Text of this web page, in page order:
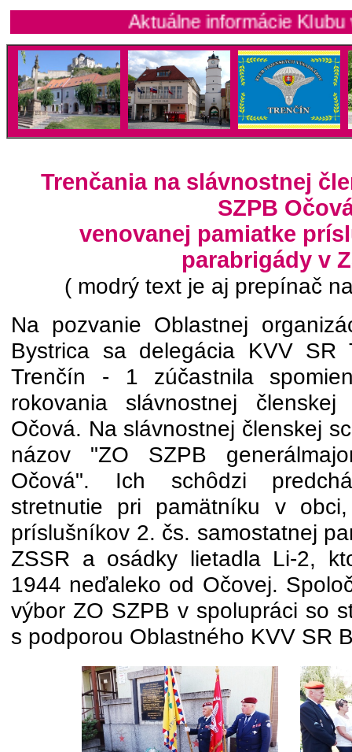
Aktuálne informácie Klubu
Trenčania na slávnostnej
SZPB
venovanej pamiatke
parabrigády v
( modrý text je aj prepínač
Na pozvanie Oblastnej
Bystrica sa delegácia KVV SR
Trenčín - 1 zúčastnila
rokovania slávnostnej
Očová. Na slávnostnej členskej
názov "ZO SZPB
Očová". Ich schôdzi
stretnutie pri pamätníku v
príslušníkov 2. čs. samostatnej
ZSSR a osádky lietadla Li-2,
1944 neďaleko od Očovej.
výbor ZO SZPB v spolupráci so
s podporou Oblastného KVV SR